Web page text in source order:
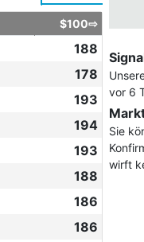
$100⇨
188
178
193
194
193
188
186
186
vor 6
Sie
wirft